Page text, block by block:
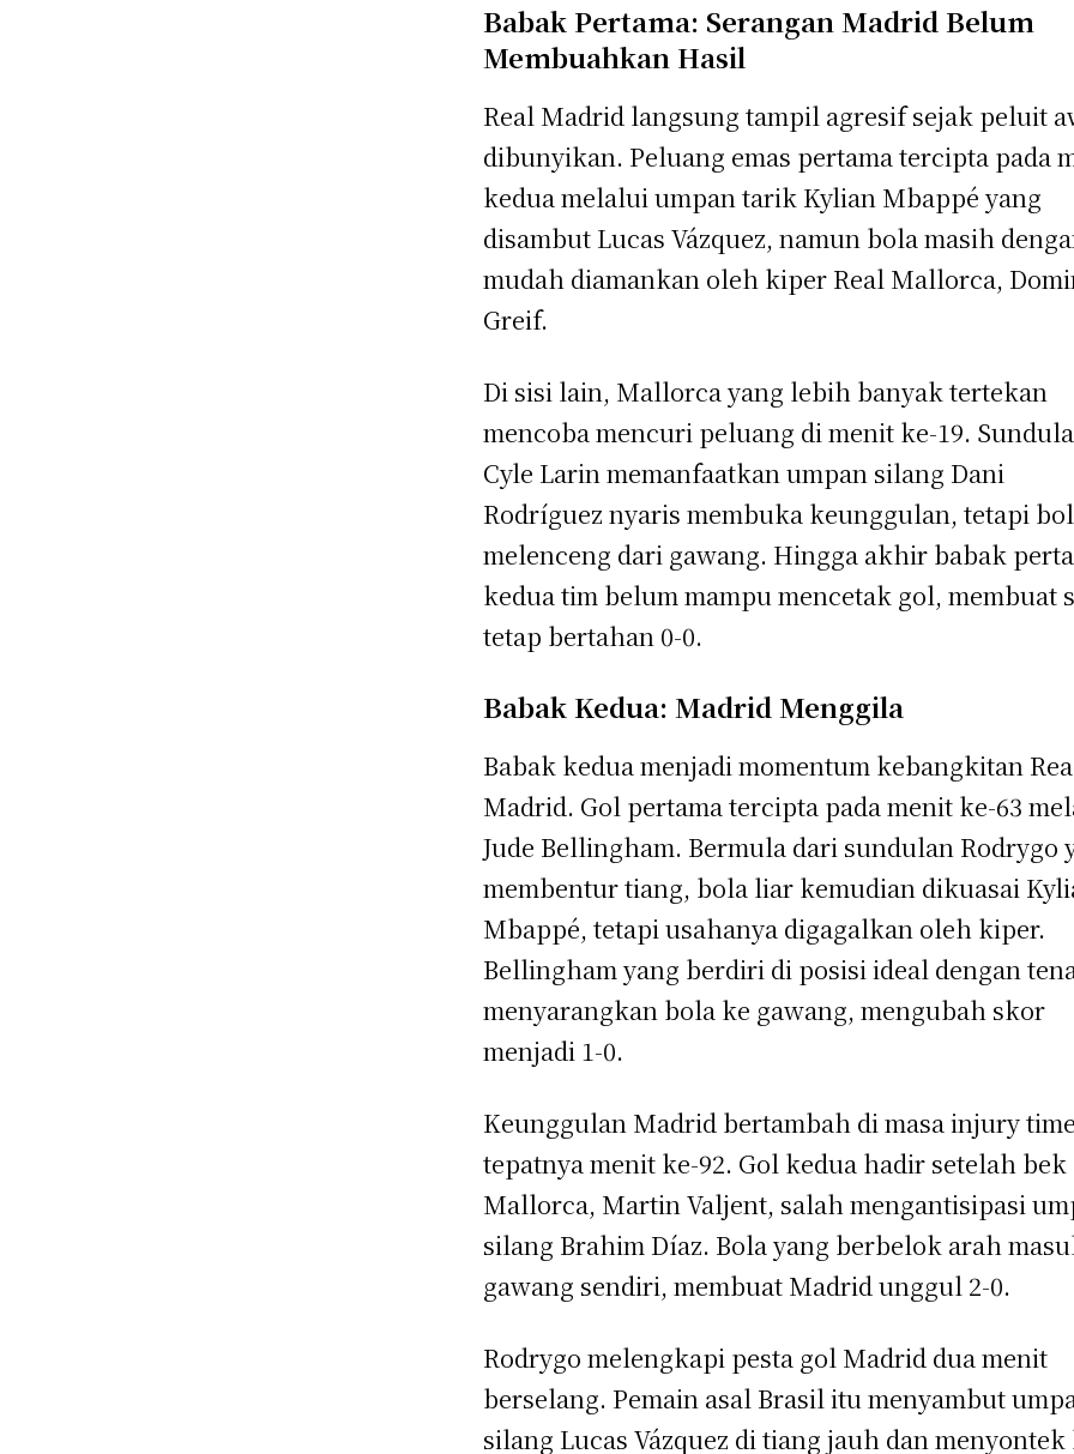
Babak Pertama: Serangan Madrid Belum
Membuahkan Hasil
Real Madrid langsung tampil agresif sejak peluit
dibunyikan. Peluang emas pertama tercipta pada
kedua melalui umpan tarik Kylian Mbappé yang
disambut Lucas Vázquez, namun bola masih
mudah diamankan oleh kiper Real Mallorca,
Greif.
Di sisi lain, Mallorca yang lebih banyak tertekan
mencoba mencuri peluang di menit ke-19.
Cyle Larin memanfaatkan umpan silang Dani
Rodríguez nyaris membuka keunggulan, tetapi
melenceng dari gawang. Hingga akhir babak
kedua tim belum mampu mencetak gol, membuat
tetap bertahan 0-0.
Babak Kedua: Madrid Menggila
Babak kedua menjadi momentum kebangkitan
Madrid. Gol pertama tercipta pada menit ke-63
Jude Bellingham. Bermula dari sundulan Rodrygo
membentur tiang, bola liar kemudian dikuasai
Mbappé, tetapi usahanya digagalkan oleh kiper.
Bellingham yang berdiri di posisi ideal dengan
menyarangkan bola ke gawang, mengubah skor
menjadi 1-0.
Keunggulan Madrid bertambah di masa injury
tepatnya menit ke-92. Gol kedua hadir setelah bek
Mallorca, Martin Valjent, salah mengantisipasi
silang Brahim Díaz. Bola yang berbelok arah
gawang sendiri, membuat Madrid unggul 2-0.
Rodrygo melengkapi pesta gol Madrid dua menit
berselang. Pemain asal Brasil itu menyambut
silang Lucas Vázquez di tiang jauh dan